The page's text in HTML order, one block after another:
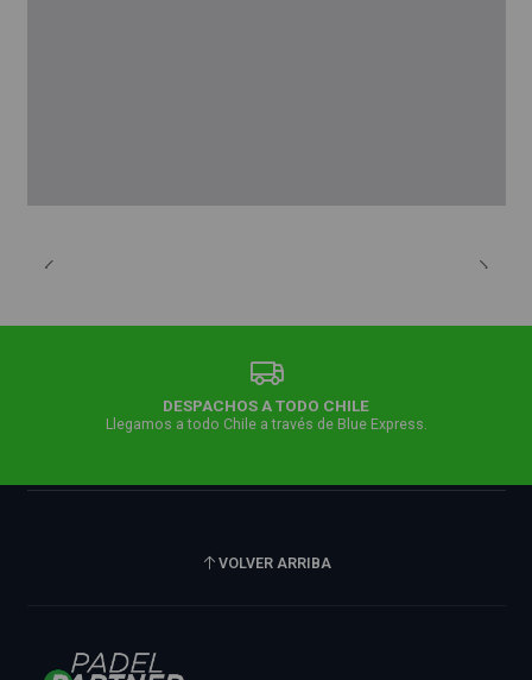
DESPACHOS A TODO CHILE
Llegamos a todo Chile a través de Blue Express.
VOLVER ARRIBA